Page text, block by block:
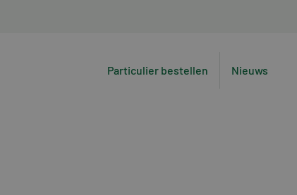
Particulier bestellen Nieuws